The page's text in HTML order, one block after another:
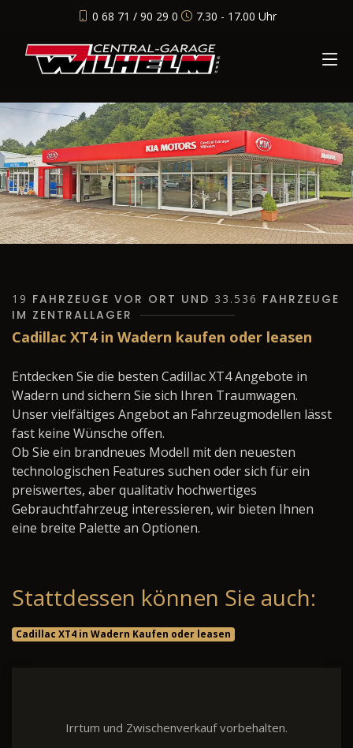
0 68 71 / 90 29 0 7.30 - 17.00 Uhr
19 FAHRZEUGE VOR ORT UND 33.536 FAHRZEUGE
IM ZENTRALLAGER
Cadillac XT4 in Wadern kaufen oder leasen
Entdecken Sie die besten Cadillac XT4 Angebote in
Wadern und sichern Sie sich Ihren Traumwagen.
Unser vielfältiges Angebot an Fahrzeugmodellen lässt
fast keine Wünsche offen.
Ob Sie ein brandneues Modell mit den neuesten
technologischen Features suchen oder sich für ein
preiswertes, aber qualitativ hochwertiges
Gebrauchtfahrzeug interessieren, wir bieten Ihnen
eine breite Palette an Optionen.
Stattdessen können Sie auch:
Cadillac XT4 in Wadern Kaufen oder leasen
Irrtum und Zwischenverkauf vorbehalten.